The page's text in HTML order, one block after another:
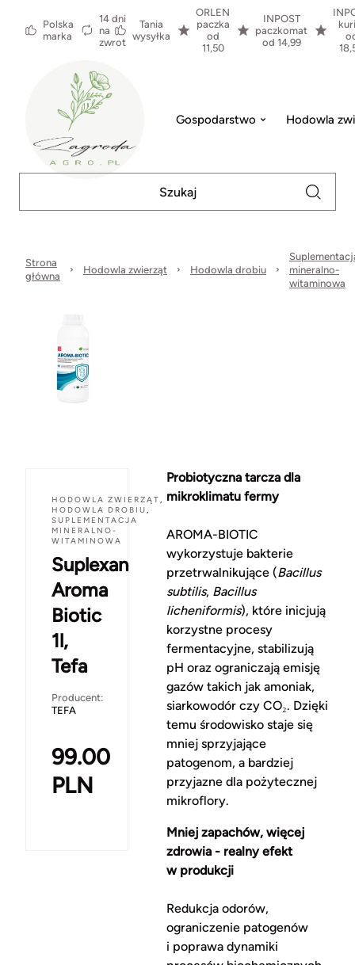
Polska
marka
14 dni
na
zwrot
Tania
wysyłka
ORLEN
paczka
od
11,50
INPOST
paczkomat
od 14,99
Gospodarstwo Hodowla
Strona
główna
Hodowla zwierząt Hodowla drobiu
mineralno-
witaminowa
HODOWLA ZWIERZĄT,
HODOWLA DROBIU,
SUPLEMENTACJA
MINERALNO-
WITAMINOWA
Suplexan
Aroma
Biotic
1l,
Tefa
Producent:
TEFA
99.00
PLN
Probiotyczna tarcza dla
mikroklimatu fermy
AROMA-BIOTIC
wykorzystuje bakterie
przetrwalnikujące (Bacillus
subtilis, Bacillus
licheniformis), które inicjują
korzystne procesy
fermentacyjne, stabilizują
pH oraz ograniczają emisję
gazów takich jak amoniak,
siarkowodór czy CO₂. Dzięki
temu środowisko staje się
mniej sprzyjające
patogenom, a bardziej
przyjazne dla pożytecznej
mikroflory.
Mniej zapachów, więcej
zdrowia - realny efekt
w produkcji
Redukcja odorów,
ograniczenie patogenów
i poprawa dynamiki